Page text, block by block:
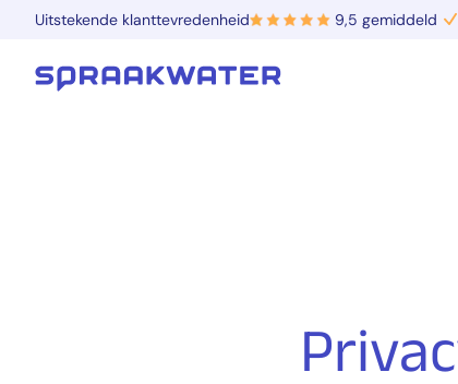
Uitstekende klanttevredenheid 9,5 gemiddeld